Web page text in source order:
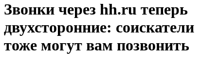
Звонки через hh.ru теперь
двухсторонние: соискатели
тоже могут вам позвонить